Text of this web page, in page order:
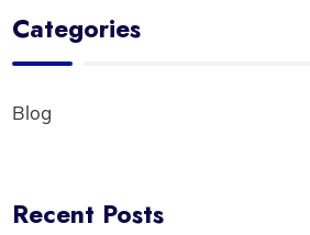
Categories
Blog
Recent Posts